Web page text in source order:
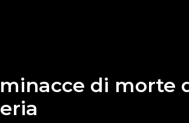
di morte